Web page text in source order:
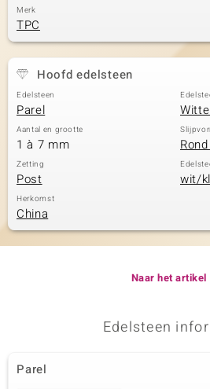
Merk
TPC
Hoofd edelsteen
Edelsteen
Parel
Aantal en grootte
1 à 7 mm
Zetting
Post wit/
Herkomst
China
Naar het artikel
Edelsteen
Parel